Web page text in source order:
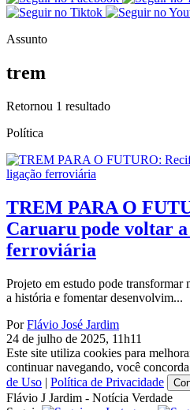
Assunto
trem
Retornou 1 resultado
Política
TREM PARA O
Caruaru pode voltar
ferroviária
Projeto em estudo pode transformar
a história e fomentar desenvolvim...
PorFlávio José Jardim
24 de julho de 2025, 11h11
Este site utiliza cookies para
continuar navegando, você
de Uso | Política de Privacidade
Flávio J Jardim - Notícia Verdade